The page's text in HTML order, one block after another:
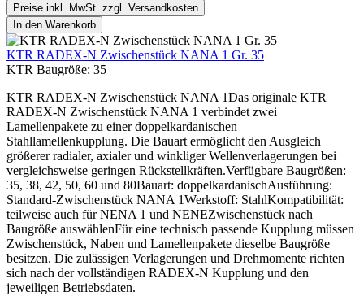
Preise inkl. MwSt. zzgl. Versandkosten
In den Warenkorb
KTR RADEX-N Zwischenstück NANA 1 Gr. 35
KTR Baugröße: 35
KTR RADEX-N Zwischenstück NANA 1Das originale KTR
RADEX-N Zwischenstück NANA 1 verbindet zwei
Lamellenpakete zu einer doppelkardanischen
Stahllamellenkupplung. Die Bauart ermöglicht den Ausgleich
größerer radialer, axialer und winkliger Wellenverlagerungen bei
vergleichsweise geringen Rückstellkräften.Verfügbare Baugrößen:
35, 38, 42, 50, 60 und 80Bauart: doppelkardanischAusführung:
Standard-Zwischenstück NANA 1Werkstoff: StahlKompatibilität:
teilweise auch für NENA 1 und NENEZwischenstück nach
Baugröße auswählenFür eine technisch passende Kupplung müssen
Zwischenstück, Naben und Lamellenpakete dieselbe Baugröße
besitzen. Die zulässigen Verlagerungen und Drehmomente richten
sich nach der vollständigen RADEX-N Kupplung und den
jeweiligen Betriebsdaten.